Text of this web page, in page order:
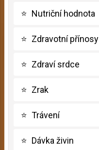
⭐ Nutriční hodnota
⭐ Zdravotní přínosy
⭐ Zdraví srdce
⭐ Zrak
⭐ Trávení
⭐ Dávka živin